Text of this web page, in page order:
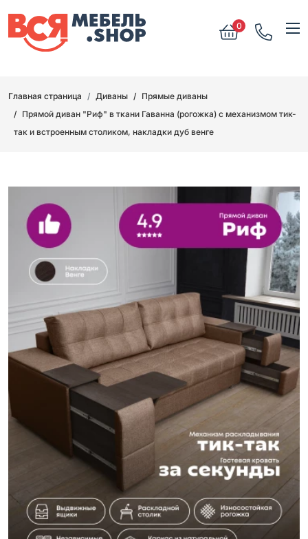
0
Главная страница Диваны
Прямые диваны
Прямой диван "Риф" в ткани Гаванна (рогожка) с механизмом тик-
так и встроенным столиком, накладки дуб венге